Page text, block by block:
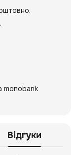
monobank
Відгуки